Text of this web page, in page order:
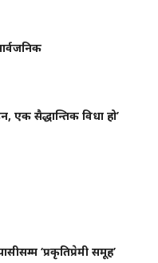
एक सैद्धान्तिक विधा हो’
‘प्रकृतिप्रेमी समूह’